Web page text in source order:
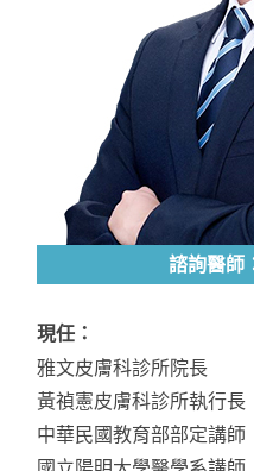
諮詢醫師
現任：
雅文皮膚科診所院長
黃禎憲皮膚科診所執行長
中華民國教育部部定講師